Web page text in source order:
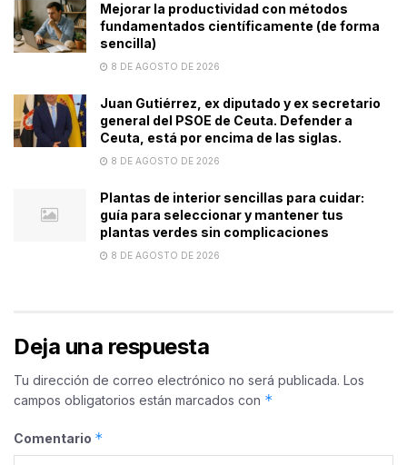
Mejorar la productividad con métodos
fundamentados científicamente (de forma
sencilla)
8 DE AGOSTO DE 2026
Juan Gutiérrez, ex diputado y ex secretario
general del PSOE de Ceuta. Defender a
Ceuta, está por encima de las siglas.
8 DE AGOSTO DE 2026
Plantas de interior sencillas para cuidar:
guía para seleccionar y mantener tus
plantas verdes sin complicaciones
8 DE AGOSTO DE 2026
Deja una respuesta
Tu dirección de correo electrónico no será publicada. Los
campos obligatorios están marcados con *
Comentario *